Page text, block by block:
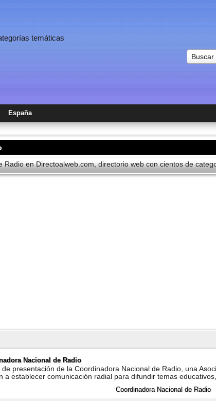
temáticas
Buscar
España
Radio en Directoalweb.com, directorio web con cientos de
Nacional de Radio
de presentación de la Coordinadora Nacional de Radio, una
a establecer comunicación radial para difundir temas